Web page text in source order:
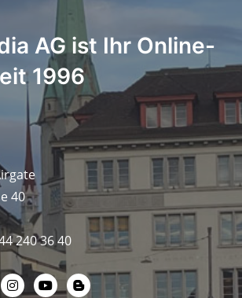
AG ist Ihr Online-
1996
40
240 36 40